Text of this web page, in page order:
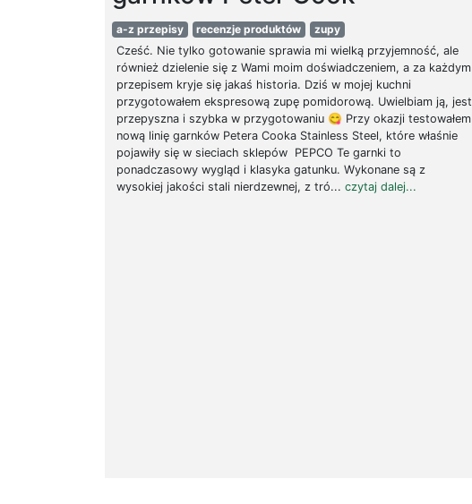
a-z przepisy recenzje produktów
zupy
Cześć. Nie tylko gotowanie sprawia mi wielką przyjemność, ale
również dzielenie się z Wami moim doświadczeniem, a za każdym
przepisem kryje się jakaś historia. Dziś w mojej kuchni
przygotowałem ekspresową zupę pomidorową. Uwielbiam ją, jest
przepyszna i szybka w przygotowaniu 😋 Przy okazji testowałem
nową linię garnków Petera Cooka Stainless Steel, które właśnie
pojawiły się w sieciach sklepów PEPCO Te garnki to
ponadczasowy wygląd i klasyka gatunku. Wykonane są z
wysokiej jakości stali nierdzewnej, z tró... czytaj dalej...